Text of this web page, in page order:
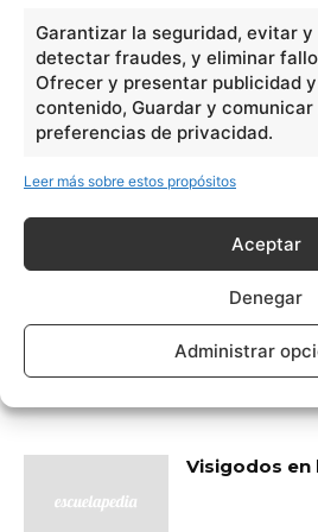
Garantizar la seguridad, evitar y
detectar fraudes, y eliminar
Ofrecer y presentar publicidad y
contenido, Guardar y comunicar
preferencias de privacidad.
Leer más sobre estos propósitos
Aceptar
Denegar
Administrar
impresionista
Visigodos en